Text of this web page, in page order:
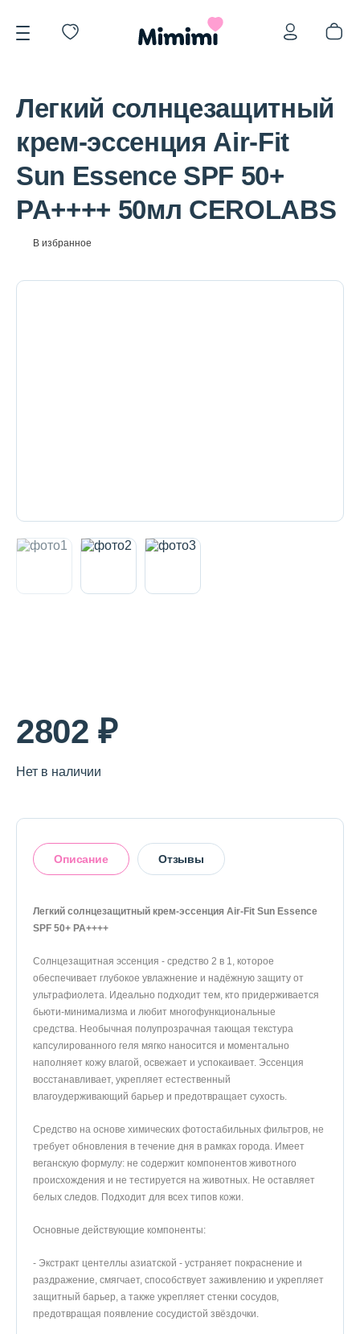
*OVERSTOCK -30%
Уход за лицом
Наборы
Аксессуары
О магазине
Контактная информация
Телефон Whats’APP
Легкий солнцезащитный
крем-эссенция Air-Fit
Sun Essence SPF 50+
PA++++ 50мл CEROLABS
В избранное
2802 ₽
Нет в наличии
Описание Отзывы
Легкий солнцезащитный крем-эссенция Air-Fit Sun Essence
SPF 50+ PA++++
Солнцезащитная эссенция - средство 2 в 1, которое
обеспечивает глубокое увлажнение и надёжную защиту от
ультрафиолета. Идеально подходит тем, кто придерживается
бьюти-минимализма и любит многофункциональные
средства. Необычная полупрозрачная тающая текстура
капсулированного геля мягко наносится и моментально
наполняет кожу влагой, освежает и успокаивает. Эссенция
восстанавливает, укрепляет естественный
влагоудерживающий барьер и предотвращает сухость.
Средство на основе химических фотостабильных фильтров, не
требует обновления в течение дня в рамках города. Имеет
веганскую формулу: не содержит компонентов животного
происхождения и не тестируется на животных. Не оставляет
белых следов. Подходит для всех типов кожи.
Основные действующие компоненты:
- Экстракт центеллы азиатской - устраняет покраснение и
раздражение, смягчает, способствует заживлению и укрепляет
защитный барьер, а также укрепляет стенки сосудов,
предотвращая появление сосудистой звёздочки.